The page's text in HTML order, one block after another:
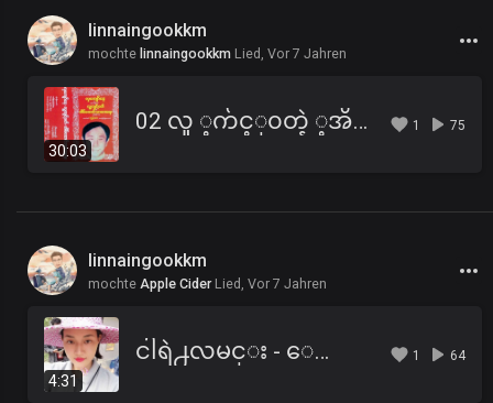
linnaingookkm
mochte linnaingookkm Lied, Vor 7 Jahren
30:03
02 လူ ့က်င့္၀တ္နဲ ့အိမ္ေထာင္ေရး (B).mp3 1 75
linnaingookkm
mochte Apple CiderLied, Vor 7 Jahren
4:31
ငါရဲ႕လမင္း - ေလးျဖဴ 1 64